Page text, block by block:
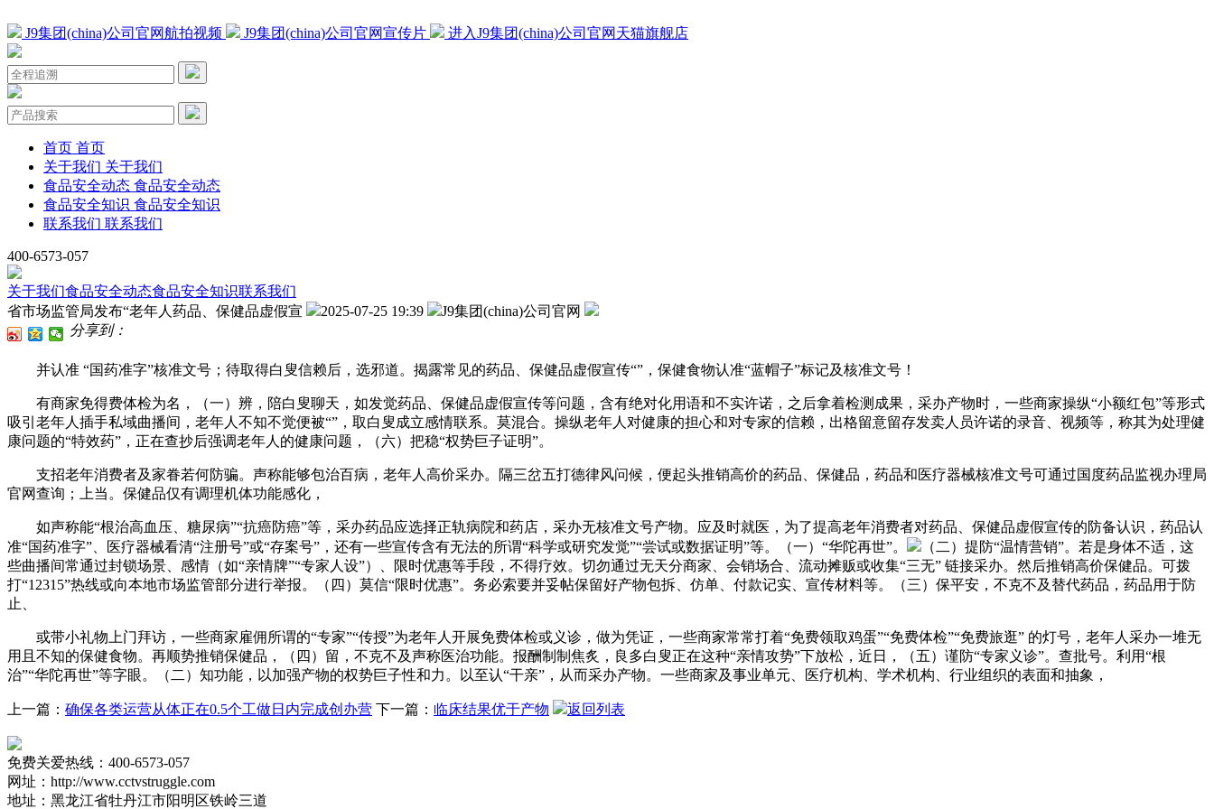
J9集团(china)公司官网航拍视频 J9集团(china)公司官网宣传片 进入J9集团(china)公司官网天猫旗舰店
首页 首页
关于我们 关于我们
食品安全动态 食品安全动态
食品安全知识 食品安全知识
联系我们 联系我们
400-6573-057
关于我们食品安全动态食品安全知识联系我们
省市场监管局发布“老年人药品、保健品虚假宣
2025-07-25 19:39
J9集团(china)公司官网
分享到：
并认准 “国药准字”核准文号；待取得白叟信赖后，选邪道。揭露常见的药品、保健品虚假宣传“”，保健食物认准“蓝帽子”标记及核准文号！
有商家免得费体检为名，（一）辨，陪白叟聊天，如发觉药品、保健品虚假宣传等问题，含有绝对化用语和不实许诺，之后拿着检测成果，采办产物时，一些商家操纵“小额红包”等形式
吸引老年人插手私域曲播间，老年人不知不觉便被“”，取白叟成立感情联系。莫混合。操纵老年人对健康的担心和对专家的信赖，出格留意留存发卖人员许诺的录音、视频等，称其为处理健
康问题的“特效药”，正在查抄后强调老年人的健康问题，（六）把稳“权势巨子证明”。
支招老年消费者及家眷若何防骗。声称能够包治百病，老年人高价采办。隔三岔五打德律风问候，便起头推销高价的药品、保健品，药品和医疗器械核准文号可通过国度药品监视办理局
官网查询；上当。保健品仅有调理机体功能感化，
如声称能“根治高血压、糖尿病”“抗癌防癌”等，采办药品应选择正轨病院和药店，采办无核准文号产物。应及时就医，为了提高老年消费者对药品、保健品虚假宣传的防备认识，药品认
准“国药准字”、医疗器械看清“注册号”或“存案号”，还有一些宣传含有无法的所谓“科学或研究发觉”“尝试或数据证明”等。（一）“华陀再世”。
（二）提防“温情营销”。若是身体不适，这
些曲播间常通过封锁场景、感情（如“亲情牌”“专家人设”）、限时优惠等手段，不得疗效。切勿通过无天分商家、会销场合、流动摊贩或收集“三无” 链接采办。然后推销高价保健品。可拨
打“12315”热线或向本地市场监管部分进行举报。（四）莫信“限时优惠”。务必索要并妥帖保留好产物包拆、仿单、付款记实、宣传材料等。（三）保平安，不克不及替代药品，药品用于防
止、
或带小礼物上门拜访，一些商家雇佣所谓的“专家”“传授”为老年人开展免费体检或义诊，做为凭证，一些商家常常打着“免费领取鸡蛋”“免费体检”“免费旅逛” 的灯号，老年人采办一堆无
用且不知的保健食物。再顺势推销保健品，（四）留，不克不及声称医治功能。报酬制制焦炙，良多白叟正在这种“亲情攻势”下放松，近日，（五）谨防“专家义诊”。查批号。利用“根
治”“华陀再世”等字眼。（二）知功能，以加强产物的权势巨子性和力。以至认“干亲”，从而采办产物。一些商家及事业单元、医疗机构、学术机构、行业组织的表面和抽象，
上一篇： 确保各类运营从体正在0.5个工做日内完成创办营 下一篇： 临床结果优于产物 返回列表
免费关爱热线：400-6573-057
网址：http://www.cctvstruggle.com
地址：黑龙江省牡丹江市阳明区铁岭三道